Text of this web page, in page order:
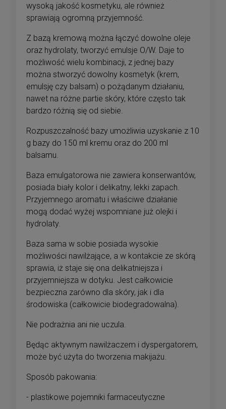
wysoką jakość kosmetyku, ale również
sprawiają ogromną przyjemność.
Z bazą kremową można łączyć dowolne oleje
oraz hydrolaty, tworzyć emulsje O/W. Daje to
możliwość wielu kombinacji, z jednej bazy
można stworzyć dowolny kosmetyk (krem,
emulsję czy balsam) o pożądanym działaniu,
nawet na różne partie skóry, które często tak
bardzo różnią się od siebie.
Rozpuszczalność bazy umożliwia uzyskanie z 10
g bazy do 150 ml kremu oraz do 200 ml
balsamu.
Baza emulgatorowa nie zawiera konserwantów,
posiada biały kolor i delikatny, lekki zapach.
Przyjemnego aromatu i właściwe działanie
mogą dodać wyżej wspomniane już olejki i
hydrolaty.
Baza sama w sobie posiada wysokie
możliwości nawilżające, a w kontakcie ze skórą
sprawia, iż staje się ona delikatniejsza i
przyjemniejsza w dotyku. Jest całkowicie
bezpieczna zarówno dla skóry, jak i dla
środowiska (całkowicie biodegradowalna).
Nie podrażnia ani nie uczula.
Będąc aktywnym nawilżaczem i dyspergatorem,
może być użyta do tworzenia makijażu.
Sposób pakowania:
- plastikowe pojemniki farmaceutyczne